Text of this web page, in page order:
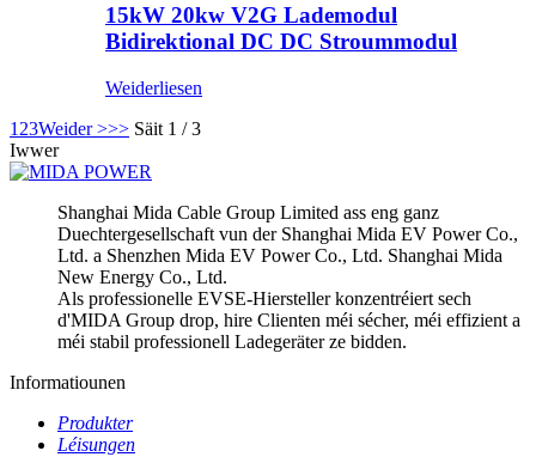
15kW 20kw V2G Lademodul
Bidirektional DC DC Stroummodul
Weiderliesen
1 23Weider >>> Säit 1 / 3
Iwwer
Shanghai Mida Cable Group Limited ass eng ganz
Duechtergesellschaft vun der Shanghai Mida EV Power Co.,
Ltd. a Shenzhen Mida EV Power Co., Ltd. Shanghai Mida
New Energy Co., Ltd.
Als professionelle EVSE-Hiersteller konzentréiert sech
d'MIDA Group drop, hire Clienten méi sécher, méi effizient a
méi stabil professionell Ladegeräter ze bidden.
Informatiounen
Produkter
Léisungen